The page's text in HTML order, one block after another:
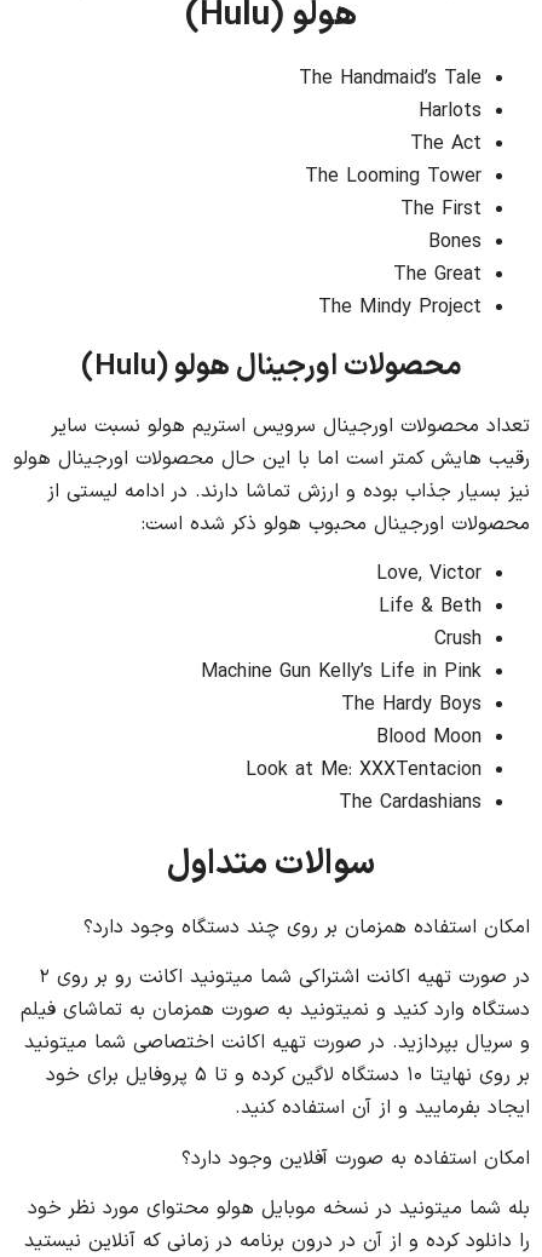
هولو(
Hulu
)
The Handmaid’s Tale
Harlots
The Act
The Looming Tower
The First
Bones
The Great
The Mindy Project
محصولات اورجینال هولو(
Hulu
)
تعداد محصولات اورجینال سرویس استریم هولو نسبت سایر
رقیب هایش کمتر است اما با این حال محصولات اورجینال هولو
نیز بسیار جذاب بوده و ارزش تماشا دارند. در ادامه لیستی از
محصولات اورجینال محبوب هولو ذکر شده است:
Love, Victor
Life & Beth
Crush
Machine Gun Kelly’s Life in Pink
The Hardy Boys
Blood Moon
Look at Me: XXXTentacion
The Cardashians
سوالات متداول
امکان استفاده همزمان بر روی چند دستگاه وجود دارد؟
در صورت تهیه اکانت اشتراکی شما میتونید اکانت رو بر روی ۲
دستگاه وارد کنید و نمیتونید به صورت همزمان به تماشای فیلم
و سریال بپردازید. در صورت تهیه اکانت اختصاصی شما میتونید
بر روی نهایتا ۱۰ دستگاه لاگین کرده و تا ۵ پروفایل برای خود
ایجاد بفرمایید و از آن استفاده کنید.
امکان استفاده به صورت آفلاین وجود دارد؟
بله شما میتونید در نسخه موبایل هولو محتوای مورد نظر خود
را دانلود کرده و از آن در درون برنامه در زمانی که آنلاین نیستید